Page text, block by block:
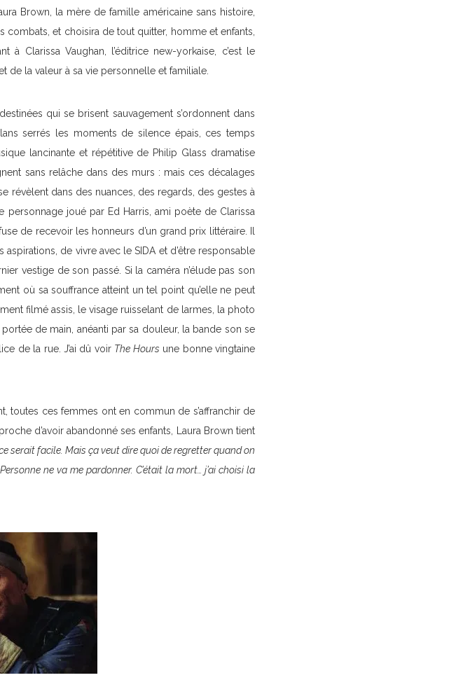
Brown, la mère de famille américaine sans histoire,
et choisira de tout quitter, homme et enfants,
Clarissa Vaughan, l’éditrice new-yorkaise, c’est le
la valeur à sa vie personnelle et familiale.
qui se brisent sauvagement s’ordonnent dans
serrés les moments de silence épais, ces temps
lancinante et répétitive de Philip Glass dramatise
sans relâche dans des murs : mais ces décalages
révèlent dans des nuances, des regards, des gestes à
personnage joué par Ed Harris, ami poète de Clarissa
de recevoir les honneurs d’un grand prix littéraire. Il
aspirations, de vivre avec le SIDA et d’être responsable
vestige de son passé. Si la caméra n’élude pas son
où sa souffrance atteint un tel point qu’elle ne peut
filmé assis, le visage ruisselant de larmes, la photo
de main, anéanti par sa douleur, la bande son se
de la rue. J’ai dû voir The Hours une bonne vingtaine
toutes ces femmes ont en commun de s’affranchir de
d’avoir abandonné ses enfants, Laura Brown tient
serait facile. Mais ça veut dire quoi de regretter quand on
ne va me pardonner. C’était la mort… j’ai choisi la